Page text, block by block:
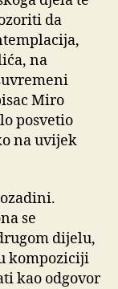
da
na
Miro
posvetio
na uvijek
se
dijelu,
kompoziciji
kao odgovor